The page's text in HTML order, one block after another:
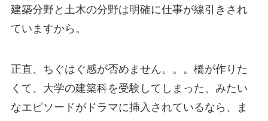
建築分野と土木の分野は明確に仕事が線引きされ
ていますから。
正直、ちぐはぐ感が否めません。。。橋が作りた
くて、大学の建築科を受験してしまった、みたい
なエピソードがドラマに挿入されているなら、ま